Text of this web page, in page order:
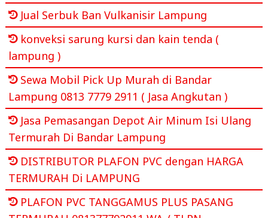
Jual Serbuk Ban Vulkanisir Lampung
konveksi sarung kursi dan kain tenda (
lampung )
Sewa Mobil Pick Up Murah di Bandar
Lampung 0813 7779 2911 ( Jasa Angkutan )
Jasa Pemasangan Depot Air Minum Isi Ulang
Termurah Di Bandar Lampung
DISTRIBUTOR PLAFON PVC dengan HARGA
TERMURAH Di LAMPUNG
PLAFON PVC TANGGAMUS PLUS PASANG